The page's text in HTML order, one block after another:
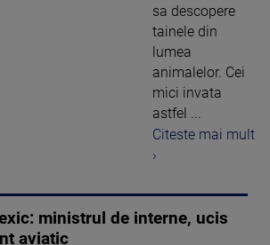
sa descopere
tainele din
lumea
animalelor. Cei
mici invata
astfel ...
Citeste mai mult
›
ministrul de interne, ucis
aviatic